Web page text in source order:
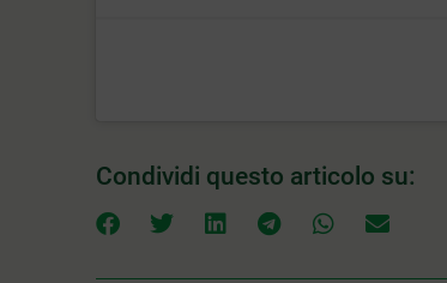
Condividi questo articolo su: